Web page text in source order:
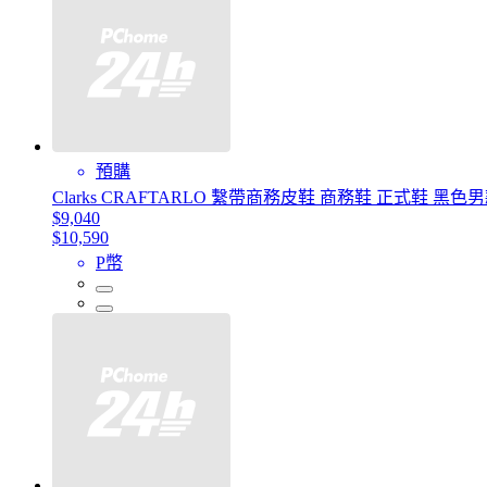
預購
Clarks CRAFTARLO 繫帶商務皮鞋 商務鞋 正式鞋 黑色
$9,040
$10,590
P幣